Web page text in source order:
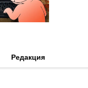
Редакция